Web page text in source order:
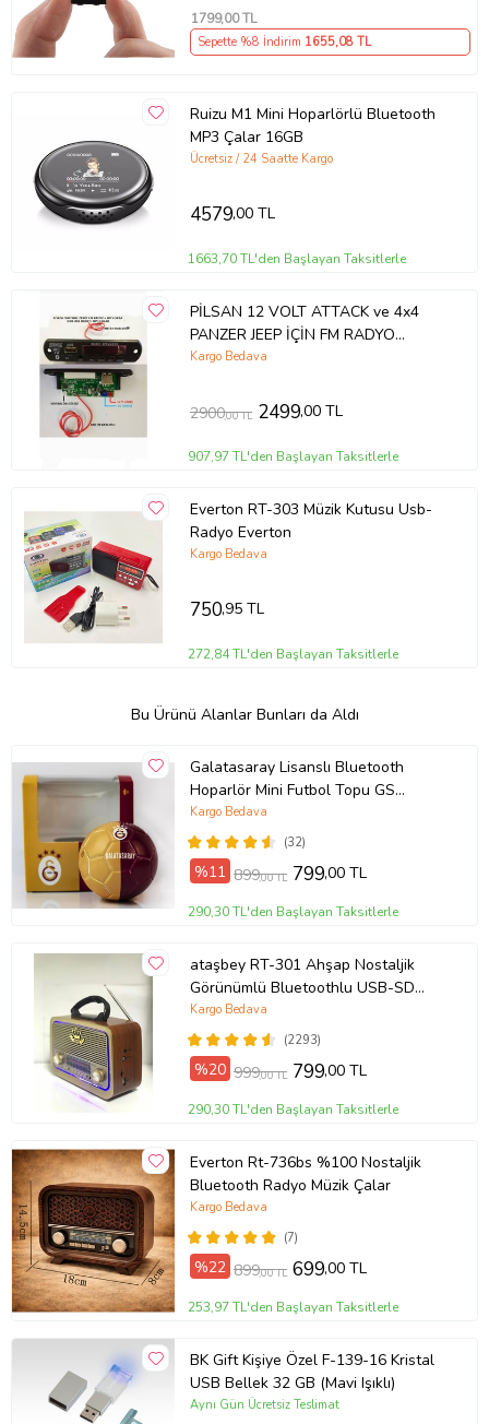
1799,00 TL
Sepette %8 İndirim 1655,08 TL
Ruizu M1 Mini Hoparlörlü Bluetooth
MP3 Çalar 16GB
Ücretsiz / 24 Saatte Kargo
4579,00 TL
1663,70 TL'den Başlayan Taksitlerle
PİLSAN 12 VOLT ATTACK ve 4x4
PANZER JEEP İÇİN FM RADYO
MP3+USB GİRİŞ+BLUETOOTH
Kargo Bedava
2900,00 TL 2499,00 TL
907,97 TL'den Başlayan Taksitlerle
Everton RT-303 Müzik Kutusu Usb-
Radyo Everton
Kargo Bedava
750,95 TL
272,84 TL'den Başlayan Taksitlerle
Bu Ürünü Alanlar Bunları da Aldı
Galatasaray Lisanslı Bluetooth
Hoparlör Mini Futbol Topu GS
Cimbom Goal DOPPLER
(32)
Kargo Bedava
%11 899,00 TL 799,00 TL
290,30 TL'den Başlayan Taksitlerle
ataşbey RT-301 Ahşap Nostaljik
Görünümlü Bluetoothlu USB-SD
Card Mp3 Çalar Radyo Müzik Kutusu
(Kahverengi) (2293)
Kargo Bedava
%20 999,00 TL 799,00 TL
290,30 TL'den Başlayan Taksitlerle
Everton Rt-736bs %100 Nostaljik
Bluetooth Radyo Müzik Çalar
(7)
Kargo Bedava
%22 899,00 TL 699,00 TL
253,97 TL'den Başlayan Taksitlerle
BK Gift Kişiye Özel F-139-16 Kristal
USB Bellek 32 GB (Mavi Işıklı)
Aynı Gün Ücretsiz Teslimat